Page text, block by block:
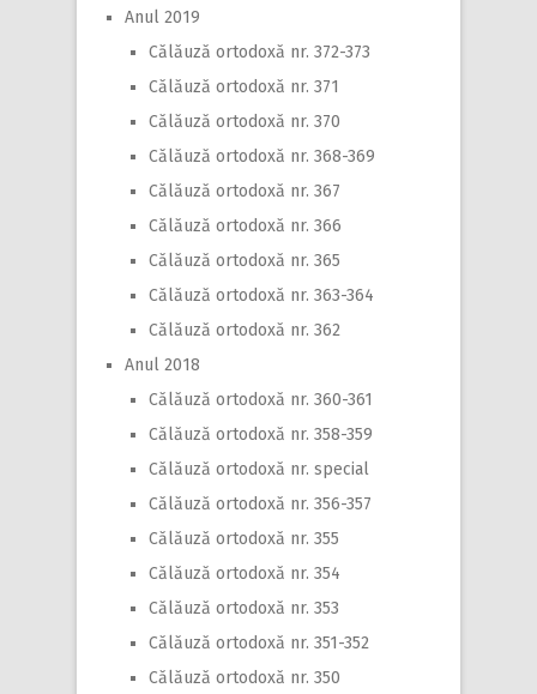
Anul 2019
Călăuză ortodoxă nr. 372-373
Călăuză ortodoxă nr. 371
Călăuză ortodoxă nr. 370
Călăuză ortodoxă nr. 368-369
Călăuză ortodoxă nr. 367
Călăuză ortodoxă nr. 366
Călăuză ortodoxă nr. 365
Călăuză ortodoxă nr. 363-364
Călăuză ortodoxă nr. 362
Anul 2018
Călăuză ortodoxă nr. 360-361
Călăuză ortodoxă nr. 358-359
Călăuză ortodoxă nr. special
Călăuză ortodoxă nr. 356-357
Călăuză ortodoxă nr. 355
Călăuză ortodoxă nr. 354
Călăuză ortodoxă nr. 353
Călăuză ortodoxă nr. 351-352
Călăuză ortodoxă nr. 350